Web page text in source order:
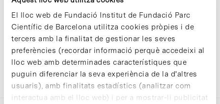
El lloc web de Fundació Institut de Fundació Parc
Científic de Barcelona utilitza cookies pròpies i de
tercers amb la finalitat de gestionar les seves
preferències (recordar informació perquè accedeixi al
lloc web amb determinades característiques que
puguin diferenciar la seva experiència de la d'altres
usuaris), amb finalitats estadístics (analitzar com
interactua amb el lloc web) i per a mostrar-li publicitat